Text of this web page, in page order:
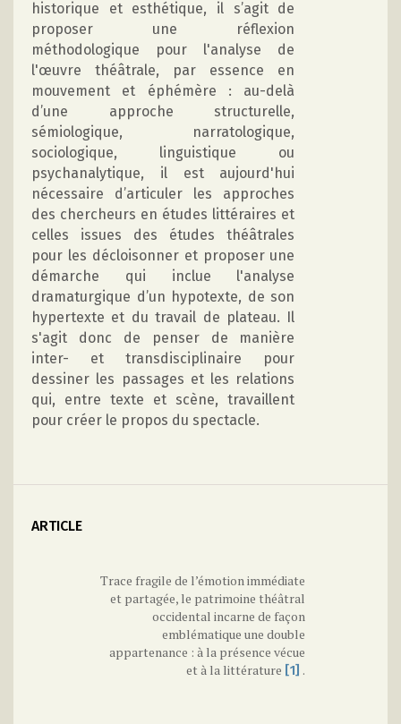
historique et esthétique, il s’agit de
proposer une réflexion
méthodologique pour l'analyse de
l'œuvre théâtrale, par essence en
mouvement et éphémère : au-delà
d’une approche structurelle,
sémiologique, narratologique,
sociologique, linguistique ou
psychanalytique, il est aujourd'hui
nécessaire d’articuler les approches
des chercheurs en études littéraires et
celles issues des études théâtrales
pour les décloisonner et proposer une
démarche qui inclue l'analyse
dramaturgique d’un hypotexte, de son
hypertexte et du travail de plateau. Il
s'agit donc de penser de manière
inter- et transdisciplinaire pour
dessiner les passages et les relations
qui, entre texte et scène, travaillent
pour créer le propos du spectacle.
ARTICLE
Trace fragile de l’émotion immédiate
et partagée, le patrimoine théâtral
occidental incarne de façon
emblématique une double
appartenance : à la présence vécue
et à la littérature [1] .